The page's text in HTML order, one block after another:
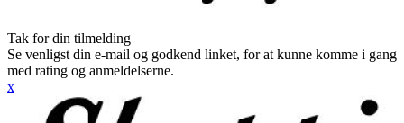
Tak for din tilmelding
Se venligst din e-mail og godkend linket, for at kunne komme i gang
med rating og anmeldelserne.
x